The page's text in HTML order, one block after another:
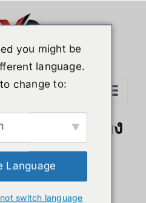
นที่คอเกมต้อง
ภาพันธ์
you might be
language.
change to:
Language
switch language